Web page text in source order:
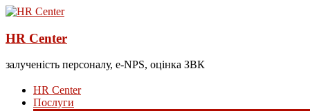
HR Center
залученість персоналу, e-NPS, оцінка ЗВК
HR Center
Послуги